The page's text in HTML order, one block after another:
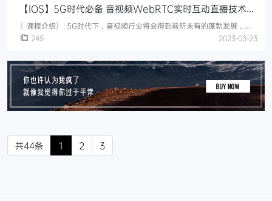
24分钟介绍课程目标和学习内容，以及课程需要用到的知识点和环境参
【IOS】5G时代必备 音视频WebRTC实时互动直播技术入
门与实战
〖课程介绍〗: 5G时代下，音视频行业将会得到前所未有的蓬勃发展，音
视频人才将成为新的宠儿。本课程将从入门到实战，系统讲解WebRTC实
245 2023-03-23
共44条 1 2 3